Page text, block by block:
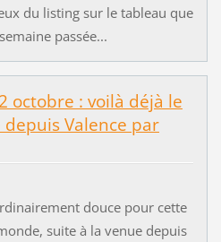
du listing sur le tableau que
passée...
octobre : voilà déjà le
Valence par
douce pour cette
suite à la venue depuis